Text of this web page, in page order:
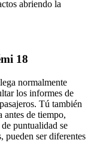
abriendo la
18
normalmente
los informes de
Tú también
antes de tiempo,
puntualidad se
pueden ser diferentes